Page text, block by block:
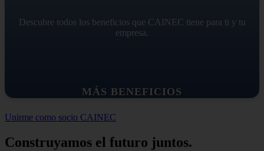
MÁS BENEFICIOS
Descubre todos los beneficios que CAINEC tiene para ti y tu
empresa.
Unirme como socio CAINEC
Construyamos el futuro juntos.